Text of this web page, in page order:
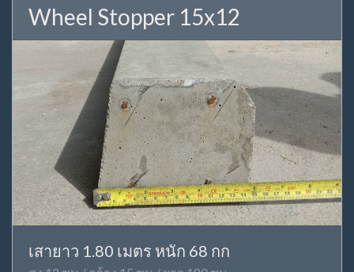
Wheel Stopper 15x12
เสายาว 1.80 เมตร หนัก 68 กก